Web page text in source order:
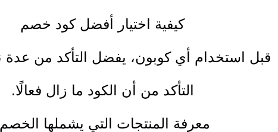
كيفية اختيار أفضل كود خصم
قبل استخدام أي كوبون، يفضل التأكد من عدة
التأكد من أن الكود ما زال فعالًا.
معرفة المنتجات التي يشملها